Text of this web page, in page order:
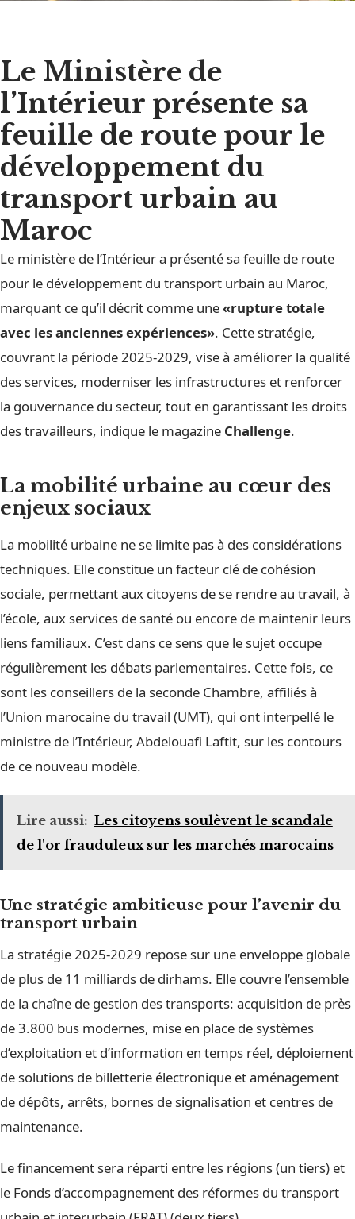
Le Ministère de
l’Intérieur présente sa
feuille de route pour le
développement du
transport urbain au
Maroc
Le ministère de l’Intérieur a présenté sa feuille de route
pour le développement du transport urbain au Maroc,
marquant ce qu’il décrit comme une«rupture totale
avec les anciennes expériences». Cette stratégie,
couvrant la période 2025-2029, vise à améliorer la qualité
des services, moderniser les infrastructures et renforcer
la gouvernance du secteur, tout en garantissant les droits
des travailleurs, indique le magazine Challenge.
La mobilité urbaine au cœur des
enjeux sociaux
La mobilité urbaine ne se limite pas à des considérations
techniques. Elle constitue un facteur clé de cohésion
sociale, permettant aux citoyens de se rendre au travail, à
l’école, aux services de santé ou encore de maintenir leurs
liens familiaux. C’est dans ce sens que le sujet occupe
régulièrement les débats parlementaires. Cette fois, ce
sont les conseillers de la seconde Chambre, affiliés à
l’Union marocaine du travail (UMT), qui ont interpellé le
ministre de l’Intérieur, Abdelouafi Laftit, sur les contours
de ce nouveau modèle.
Lire aussi: Les citoyens soulèvent le scandale
de l'or frauduleux sur les marchés marocains
Une stratégie ambitieuse pour l’avenir du
transport urbain
La stratégie 2025-2029 repose sur une enveloppe globale
de plus de 11 milliards de dirhams. Elle couvre l’ensemble
de la chaîne de gestion des transports: acquisition de près
de 3.800 bus modernes, mise en place de systèmes
d’exploitation et d’information en temps réel, déploiement
de solutions de billetterie électronique et aménagement
de dépôts, arrêts, bornes de signalisation et centres de
maintenance.
Le financement sera réparti entre les régions (un tiers) et
le Fonds d’accompagnement des réformes du transport